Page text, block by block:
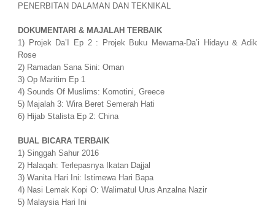
PENERBITAN DALAMAN DAN TEKNIKAL
DOKUMENTARI & MAJALAH TERBAIK
1) Projek Da’I Ep 2 : Projek Buku Mewarna-Da’i Hidayu & Adik
Rose
2) Ramadan Sana Sini: Oman
3) Op Maritim Ep 1
4) Sounds Of Muslims: Komotini, Greece
5) Majalah 3: Wira Beret Semerah Hati
6) Hijab Stalista Ep 2: China
BUAL BICARA TERBAIK
1) Singgah Sahur 2016
2) Halaqah: Terlepasnya Ikatan Dajjal
3) Wanita Hari Ini: Istimewa Hari Bapa
4) Nasi Lemak Kopi O: Walimatul Urus Anzalna Nazir
5) Malaysia Hari Ini